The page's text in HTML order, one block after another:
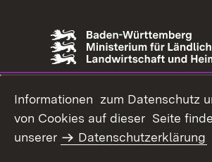
Informationen zum Datenschutz
von Cookies auf dieser Seite
unserer
Datenschutzerklärung